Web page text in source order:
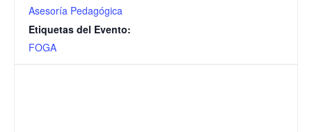
Asesoría Pedagógica
Etiquetas del Evento:
FOGA